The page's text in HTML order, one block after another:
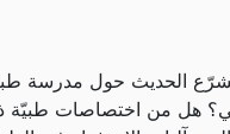
الحديث حول مدرسة
هل من اختصاصات